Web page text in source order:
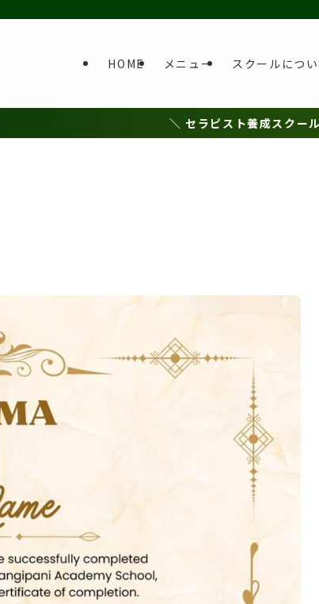
HOME メニュー スクールにつ
＼ セラピスト養成スクール 開校のお知